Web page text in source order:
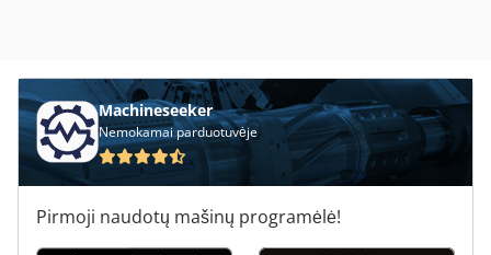
Machineseeker
Nemokamai parduotuvėje
Pirmoji naudotų mašinų programėlė!